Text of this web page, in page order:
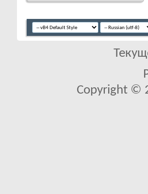
Copyright ©